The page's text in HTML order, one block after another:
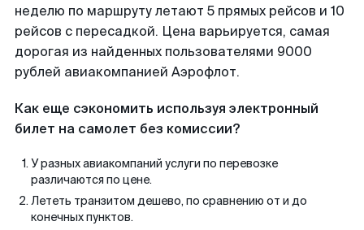
неделю по маршруту летают 5 прямых рейсов и 10
рейсов с пересадкой. Цена варьируется, самая
дорогая из найденных пользователями 9000
рублей авиакомпанией Аэрофлот.
Как еще сэкономить используя электронный
билет на самолет без комиссии?
У разных авиакомпаний услуги по перевозке
различаются по цене.
Лететь транзитом дешево, по сравнению от и до
конечных пунктов.